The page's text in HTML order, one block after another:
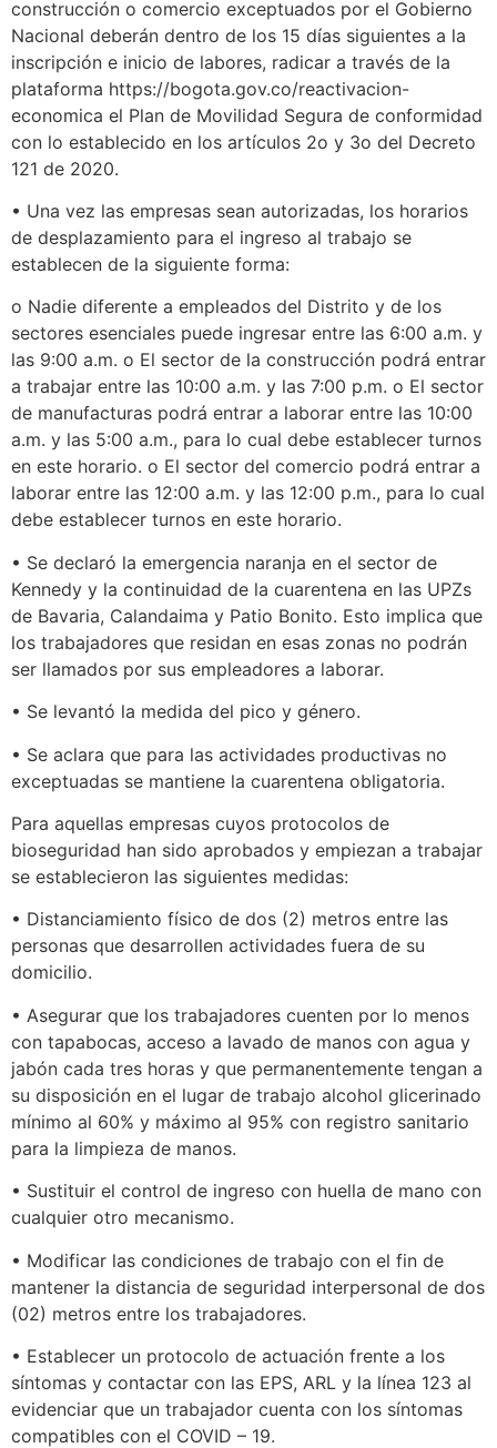
construcción o comercio exceptuados por el Gobierno
Nacional deberán dentro de los 15 días siguientes a la
inscripción e inicio de labores, radicar a través de la
plataforma https://bogota.gov.co/reactivacion-
economica el Plan de Movilidad Segura de conformidad
con lo establecido en los artículos 2o y 3o del Decreto
121 de 2020.
• Una vez las empresas sean autorizadas, los horarios
de desplazamiento para el ingreso al trabajo se
establecen de la siguiente forma:
o Nadie diferente a empleados del Distrito y de los
sectores esenciales puede ingresar entre las 6:00 a.m. y
las 9:00 a.m. o El sector de la construcción podrá entrar
a trabajar entre las 10:00 a.m. y las 7:00 p.m. o El sector
de manufacturas podrá entrar a laborar entre las 10:00
a.m. y las 5:00 a.m., para lo cual debe establecer turnos
en este horario. o El sector del comercio podrá entrar a
laborar entre las 12:00 a.m. y las 12:00 p.m., para lo cual
debe establecer turnos en este horario.
• Se declaró la emergencia naranja en el sector de
Kennedy y la continuidad de la cuarentena en las UPZs
de Bavaria, Calandaima y Patio Bonito. Esto implica que
los trabajadores que residan en esas zonas no podrán
ser llamados por sus empleadores a laborar.
• Se levantó la medida del pico y género.
• Se aclara que para las actividades productivas no
exceptuadas se mantiene la cuarentena obligatoria.
Para aquellas empresas cuyos protocolos de
bioseguridad han sido aprobados y empiezan a trabajar
se establecieron las siguientes medidas:
• Distanciamiento físico de dos (2) metros entre las
personas que desarrollen actividades fuera de su
domicilio.
• Asegurar que los trabajadores cuenten por lo menos
con tapabocas, acceso a lavado de manos con agua y
jabón cada tres horas y que permanentemente tengan a
su disposición en el lugar de trabajo alcohol glicerinado
mínimo al 60% y máximo al 95% con registro sanitario
para la limpieza de manos.
• Sustituir el control de ingreso con huella de mano con
cualquier otro mecanismo.
• Modificar las condiciones de trabajo con el fin de
mantener la distancia de seguridad interpersonal de dos
(02) metros entre los trabajadores.
• Establecer un protocolo de actuación frente a los
síntomas y contactar con las EPS, ARL y la línea 123 al
evidenciar que un trabajador cuenta con los síntomas
compatibles con el COVID – 19.